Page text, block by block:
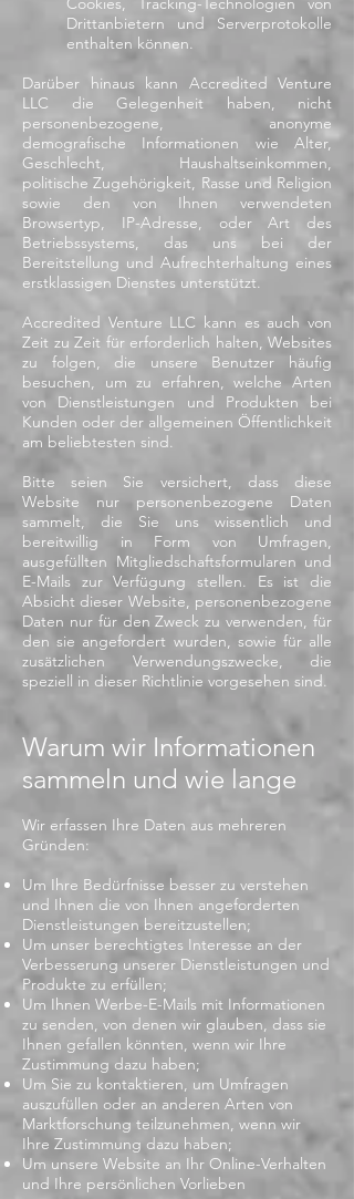
Drittanbietern und Serverprotokolle
enthalten können.
Darüber hinaus kann Accredited Venture
LLC die Gelegenheit haben, nicht
personenbezogene, anonyme
demografische Informationen wie Alter,
Geschlecht, Haushaltseinkommen,
politische Zugehörigkeit, Rasse und Religion
sowie den von Ihnen verwendeten
Browsertyp, IP-Adresse, oder Art des
Betriebssystems, das uns bei der
Bereitstellung und Aufrechterhaltung eines
erstklassigen Dienstes unterstützt.
Accredited Venture LLC kann es auch von
Zeit zu Zeit für erforderlich halten, Websites
zu folgen, die unsere Benutzer häufig
besuchen, um zu erfahren, welche Arten
von Dienstleistungen und Produkten bei
Kunden oder der allgemeinen Öffentlichkeit
am beliebtesten sind.
Bitte seien Sie versichert, dass diese
Website nur personenbezogene Daten
sammelt, die Sie uns wissentlich und
bereitwillig in Form von Umfragen,
ausgefüllten Mitgliedschaftsformularen und
E-Mails zur Verfügung stellen. Es ist die
Absicht dieser Website, personenbezogene
Daten nur für den Zweck zu verwenden, für
den sie angefordert wurden, sowie für alle
zusätzlichen Verwendungszwecke, die
speziell in dieser Richtlinie vorgesehen sind.
Warum wir Informationen
sammeln und wie lange
Wir erfassen Ihre Daten aus mehreren
Gründen:
Um Ihre Bedürfnisse besser zu verstehen
und Ihnen die von Ihnen angeforderten
Dienstleistungen bereitzustellen;
Um unser berechtigtes Interesse an der
Verbesserung unserer Dienstleistungen und
Produkte zu erfüllen;
Um Ihnen Werbe-E-Mails mit Informationen
zu senden, von denen wir glauben, dass sie
Ihnen gefallen könnten, wenn wir Ihre
Zustimmung dazu haben;
Um Sie zu kontaktieren, um Umfragen
auszufüllen oder an anderen Arten von
Marktforschung teilzunehmen, wenn wir
Ihre Zustimmung dazu haben;
Um unsere Website an Ihr Online-Verhalten
und Ihre persönlichen Vorlieben